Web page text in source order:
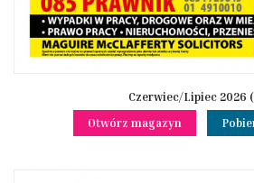
Czerwiec/Lipiec 2026
Otwórz magazyn